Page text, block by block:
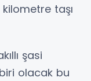
taşı
şasi
olacak bu